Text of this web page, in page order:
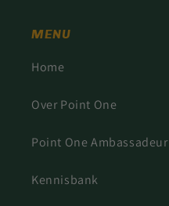
MENU
Home
Over Point One
Point One Ambassadeur
Kennisbank